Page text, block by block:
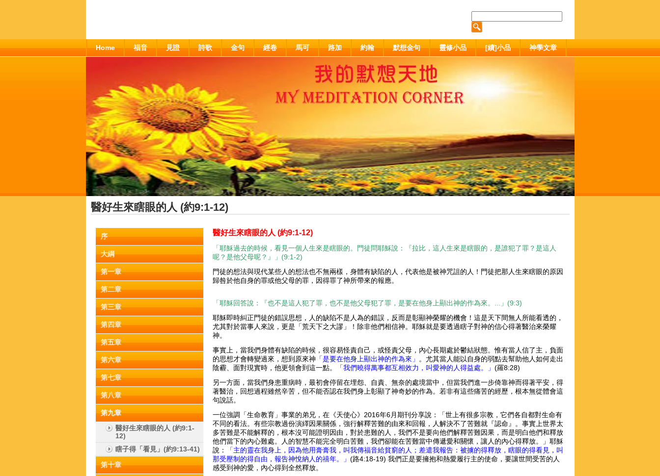
Home 福音 見證 詩歌 金句 經卷 馬可 路加 約翰 默想金句 靈修小品 [續]小品 神學文章
醫好生來瞎眼的人 (約9:1-12)
序
大綱
第一章
第二章
第三章
第四章
第五章
第六章
第七章
第八章
第九章
醫好生來瞎眼的人 (約9:1-
12)
瞎子得「看見」(約9:13-41)
第十章
醫好生來瞎眼的人(約9:1-12)
「耶穌過去的時候，看見一個人生來是瞎眼的。門徒問耶穌說：『拉比，這人生來是瞎眼的，是誰犯了罪？是這人
呢？是他父母呢？』」(9:1-2)
門徒的想法與現代某些人的想法也不無兩樣，身體有缺陷的人，代表他是被神咒詛的人！門徒把那人生來瞎眼的原因
歸咎於他自身的罪或他父母的罪，因得罪了神所帶來的報應。
「耶穌回答說：『也不是這人犯了罪，也不是他父母犯了罪，是要在他身上顯出神的作為來。...」(9:3)
耶穌即時糾正門徒的錯誤思想，人的缺陷不是人為的錯誤，反而是彰顯神榮耀的機會！這是天下間無人所能看透的，
尤其對於當事人來說，更是「荒天下之大謬」！除非他們相信神。耶穌就是要透過瞎子對神的信心得著醫治來榮耀
神。
事實上，當我們身體有缺陷的時候，很容易怪責自己，或怪責父母，內心長期處於鬱結狀態。惟有當人信了主，負面
的思想才會轉變過來，想到原來神 「是要在他身上顯出神的作為來」
。尤其當人能以自身的弱點去幫助他人如何走出
陰霾、面對現實時，他更領會到這一點。
「我們曉得萬事都互相效力，叫愛神的人得益處。」(羅8:28)
另一方面，當我們身患重病時，最初會停留在埋怨、自責、無奈的處境當中，但當我們進一步倚靠神而得著平安，得
著醫治，回想過程雖然辛苦，但不能否認在我們身上彰顯了神奇妙的作為。若非有這些痛苦的經歷，根本無從體會這
句說話。
一位強調「生命教育」事業的弟兄，在《天使心》2016年6月期刊分享說：「世上有很多宗教，它們各自都對生命有
不同的看法。有些宗教過份演繹因果關係，強行解釋苦難的由來和回報，人解決不了苦難就『認命』。事實上世界太
多苦難是不能解釋的，根本沒可能證明因由，對於患難的人，我們不是要向他們解釋苦難因果，而是明白他們和釋放
他們當下的內心難處。人的智慧不能完全明白苦難，我們卻能在苦難當中傳遞愛和關懷，讓人的內心得釋放。」耶穌
說：
「主的靈在我身上，因為他用膏膏我，叫我傳福音給貧窮的人；差遣我報告：被擄的得釋放，瞎眼的得看見，叫
那受壓制的得自由，報告神悅納人的禧年。」(路4:18-19) 我們正是要擁抱和熱愛履行主的使命，要讓世間受苦的人
感受到神的愛，內心得到全然釋放。